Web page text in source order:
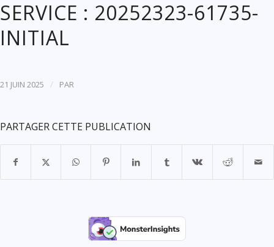
SERVICE : 20252323-61735-
INITIAL
21 JUIN 2025 / PAR
PARTAGER CETTE PUBLICATION